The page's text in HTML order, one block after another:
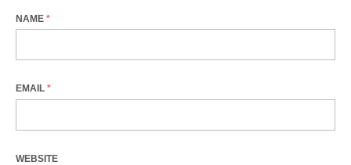
NAME *
EMAIL *
WEBSITE